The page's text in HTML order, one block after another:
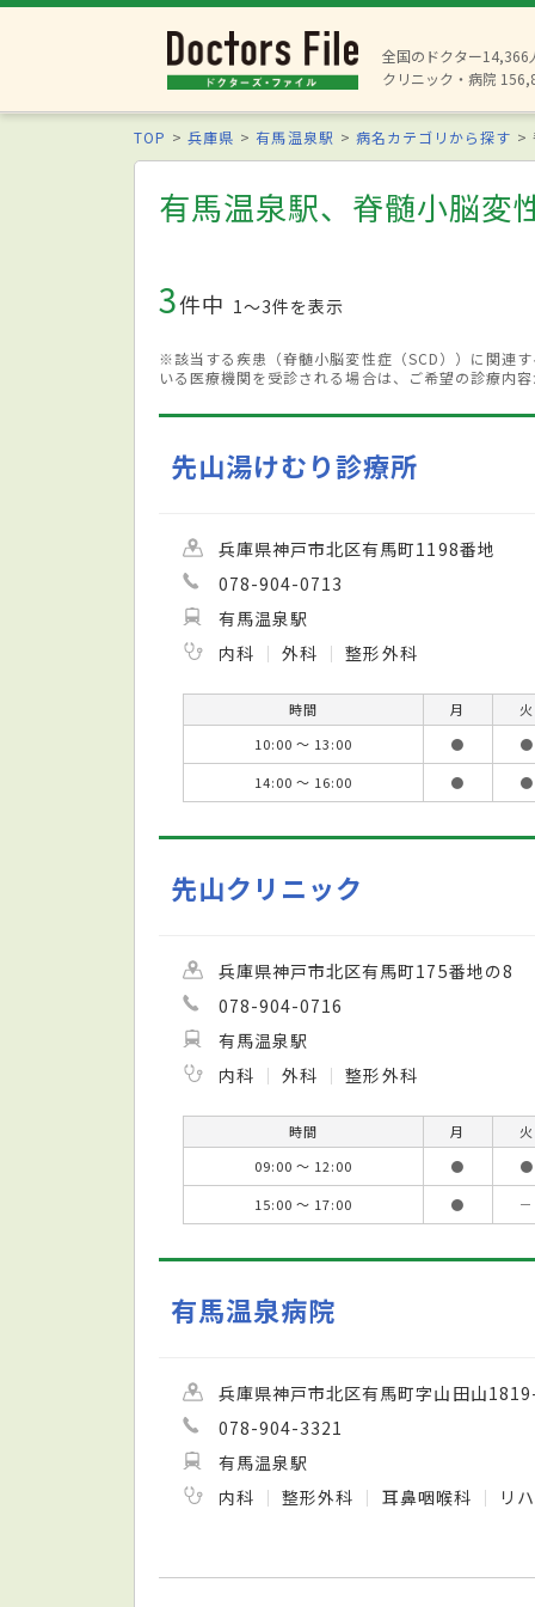
全国のドクター14,366
クリニック・病院
TOP 兵庫県 有馬温泉駅 病名カテゴリから探す
有馬温泉駅、脊髄小脳変
3件中 1〜3件を表示
※該当する疾患（脊髄小脳変性症（SCD））に関連
いる医療機関を受診される場合は、ご希望の診療内
先山湯けむり診療所
兵庫県神戸市北区有馬町1198番地
078-904-0713
有馬温泉駅
内科
外科 整形外科
時間 月
火
10:00 ～ 13:00
●
●
14:00 ～ 16:00
● ●
先山クリニック
兵庫県神戸市北区有馬町175番地の8
078-904-0716
有馬温泉駅
内科
外科 整形外科
時間 月
火
09:00 ～ 12:00
●
●
15:00 ～ 17:00
● －
有馬温泉病院
兵庫県神戸市北区有馬町字山田山
078-904-3321
有馬温泉駅
内科
整形外科 耳鼻咽喉科 リ